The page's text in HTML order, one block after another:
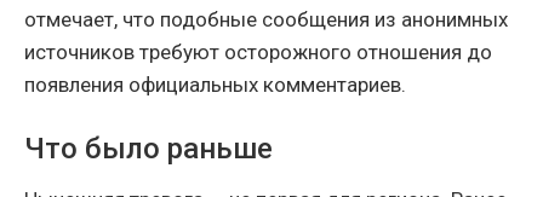
отмечает, что подобные сообщения из анонимных
источников требуют осторожного отношения до
появления официальных комментариев.
Что было раньше